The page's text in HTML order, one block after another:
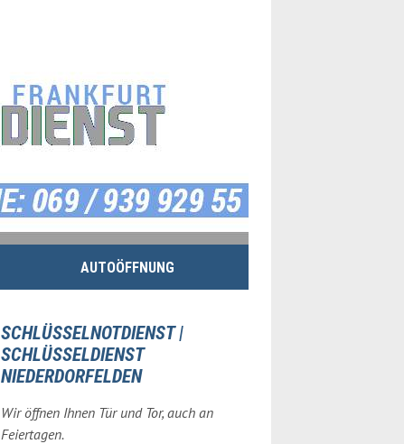
AUTOÖFFNUNG
SCHLÜSSELNOTDIENST |
SCHLÜSSELDIENST
NIEDERDORFELDEN
Wir öffnen Ihnen Tür und Tor, auch an
Feiertagen.